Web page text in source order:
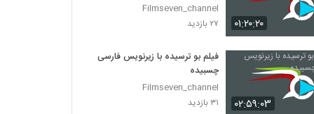
۰۱:۲۰:۲۰
Filmseven_channel
۲۷ بازدید
۰۲:۵۹:۰۳
فیلم بو ترسیده با زیرنویس فارسی
چسبیده
Filmseven_channel
۳۱ بازدید